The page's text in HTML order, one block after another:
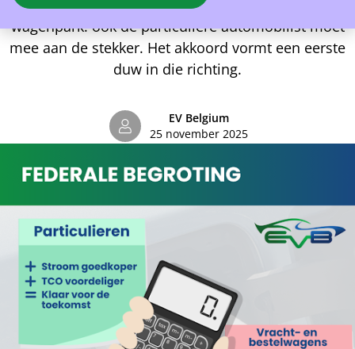
bedrijfswagens, maar vooral voor het private
wagenpark: ook de particuliere automobilist moet
mee aan de stekker. Het akkoord vormt een eerste
duw in die richting.
EV Belgium
25 november 2025